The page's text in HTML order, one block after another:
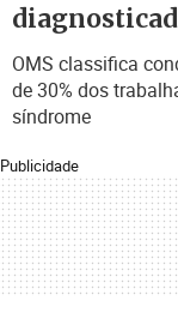
Publicidade
OMS classifica
de 30% dos
síndrome